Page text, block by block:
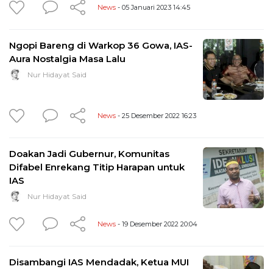
News - 05 Januari 2023 14:45
Ngopi Bareng di Warkop 36 Gowa, IAS-
Aura Nostalgia Masa Lalu
Nur Hidayat Said
News - 25 Desember 2022 16:23
Doakan Jadi Gubernur, Komunitas
Difabel Enrekang Titip Harapan untuk
IAS
Nur Hidayat Said
News - 19 Desember 2022 20:04
Disambangi IAS Mendadak, Ketua MUI